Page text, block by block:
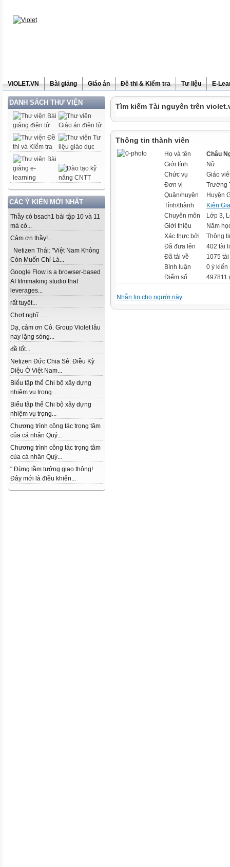
ViOLET.VN Bài giảng Giáo án Đề thi & Kiểm tra Tư liệu E-
DANH SÁCH THƯ VIỆN
CÁC Ý KIẾN MỚI NHẤT
Thầy có bsach1 bài tập 10 và 11
mà có...
Cảm ơn thầy!...
Netizen Thái: "Việt Nam Không
Còn Muốn Chỉ Là...
Google Flow is a browser-based
AI filmmaking studio that
leverages...
rất tuyệt...
Chợt nghĩ......
Dạ, cảm ơn Cô. Group Violet lâu
nay lặng sóng...
đề tốt...
Netizen Đức Chia Sẻ: Điều Kỳ
Diệu Ở Việt Nam...
Biểu tập thể Chi bộ xây dựng
nhiệm vụ trọng...
Biểu tập thể Chi bộ xây dựng
nhiệm vụ trọng...
Chương trình công tác trọng tâm
của cá nhân Quý...
Chương trình công tác trọng tâm
của cá nhân Quý...
" Đừng lầm tưởng giao thông!
Đây mới là điều khiến...
Tìm kiếm Tài nguyên trên
Thông tin thành viên
Họ và tên
Châu
Giới tính
Nữ
Chức vụ
Giáo
Đơn vị
Trường
Quận/huyện
Huyện
Tỉnh/thành
Kiên
Chuyên môn
Lớp 3,
Giới thiệu
Năm
Xác thực bởi
Thông
Đã đưa lên
402 tài
Đã tải về
1075
Bình luận
0 ý kiến
Điểm số
497811
Nhắn tin cho người này